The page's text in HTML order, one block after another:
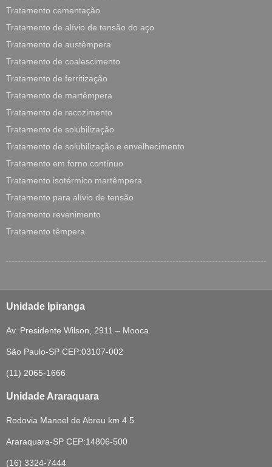
Tratamento cementação
Tratamento de alívio de tensão do aço
Tratamento de austêmpera
Tratamento de coalescimento
Tratamento de ferritização
Tratamento de martêmpera
Tratamento de recozimento
Tratamento de solubilização
Tratamento de solubilização e envelhecimento
Tratamento em forno contínuo
Tratamento isotérmico martêmpera
Tratamento para alívio de tensão
Tratamento revenimento
Tratamento têmpera
Unidade Ipiranga
Av. Presidente Wilson, 2911 – Mooca
São Paulo-SP CEP:03107-002
(11) 2065-1666
Unidade Araraquara
Rodovia Manoel de Abreu km 4.5
Araraquara-SP CEP:14806-500
(16) 3324-7444